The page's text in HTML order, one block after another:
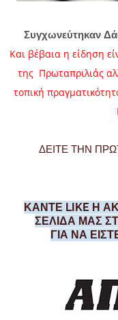
Συγχωνεύτηκαν
Και βέβαια η είδηση
της Πρωταπριλιάς
τοπική
ΔΕΙΤΕ ΤΗΝ
ΚΑΝΤΕ LIKE Η
ΣΕΛΙΔΑ ΜΑΣ
ΓΙΑ ΝΑ